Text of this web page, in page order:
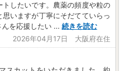
トしたいです。農薬の頻度や粒の
いますが丁寧にそだてていらっ
んを応援したい ... 続きを読む
2026年04月17日 大阪府在住